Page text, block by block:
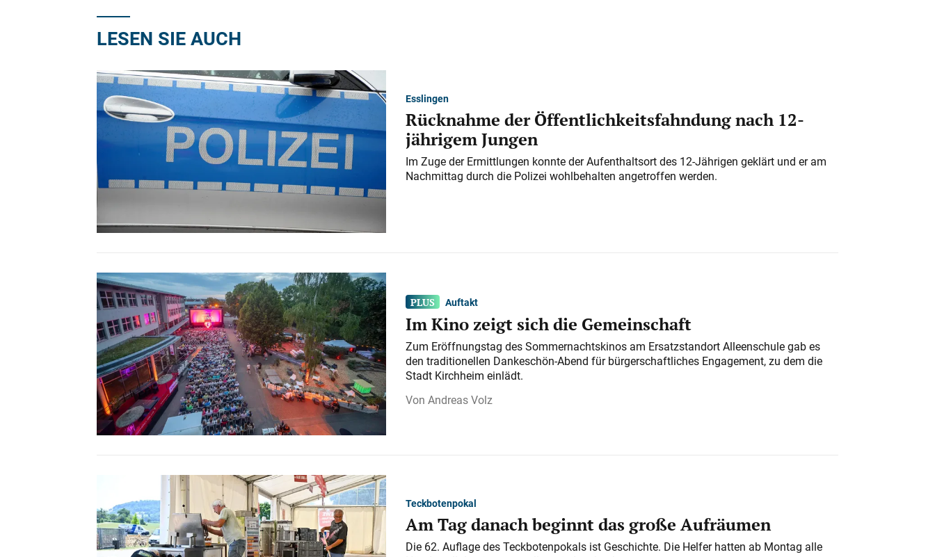
LESEN SIE AUCH
Esslingen
Rücknahme der Öffentlichkeitsfahndung nach 12-
jährigem Jungen
Im Zuge der Ermittlungen konnte der Aufenthaltsort des 12-Jährigen geklärt und er am
Nachmittag durch die Polizei wohlbehalten angetroffen werden.
Auftakt
Im Kino zeigt sich die Gemeinschaft
Zum Eröffnungstag des Sommernachtskinos am Ersatzstandort Alleenschule gab es
den traditionellen Dankeschön-Abend für bürgerschaftliches Engagement, zu dem die
Stadt Kirchheim einlädt.
Andreas Volz
Teckbotenpokal
Am Tag danach beginnt das große Aufräumen
Die 62. Auflage des Teckbotenpokals ist Geschichte. Die Helfer hatten ab Montag alle